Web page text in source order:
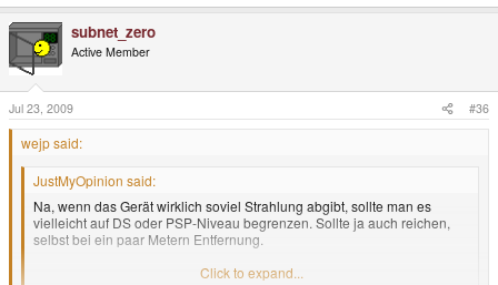
subnet_zero
Active Member
Jul 23, 2009 #36
wejp said:
JustMyOpinion said:
Na, wenn das Gerät wirklich soviel Strahlung abgibt, sollte man es
vielleicht auf DS oder PSP-Niveau begrenzen. Sollte ja auch reichen,
selbst bei ein paar Metern Entfernung.
Besser, als wenn man irgendwann Krebs davon bekommt. :wacko:
Click to expand...